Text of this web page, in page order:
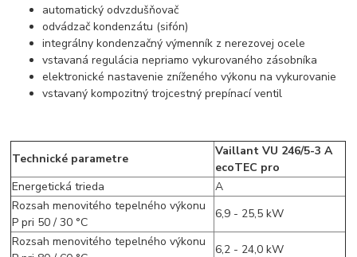
automatický odvzdušňovač
odvádzač kondenzátu (sifón)
integrálny kondenzačný výmenník z nerezovej ocele
vstavaná regulácia nepriamo vykurovaného zásobníka
elektronické nastavenie zníženého výkonu na vykurovanie
vstavaný kompozitný trojcestný prepínací ventil
Technické parametre
Vaillant VU 246/5-3 A
ecoTEC pro
Energetická trieda
A
Rozsah menovitého tepelného výkonu
P pri 50 / 30 °C
6,9 - 25,5 kW
Rozsah menovitého tepelného výkonu
6,2 - 24,0 kW